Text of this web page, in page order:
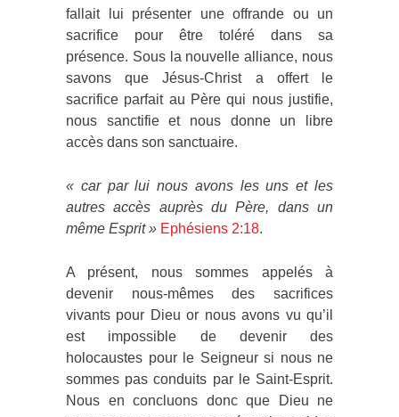
fallait lui présenter une offrande ou un
sacrifice pour être toléré dans sa
présence. Sous la nouvelle alliance, nous
savons que Jésus-Christ a offert le
sacrifice parfait au Père qui nous justifie,
nous sanctifie et nous donne un libre
accès dans son sanctuaire.
« car par lui nous avons les uns et les
autres accès auprès du Père, dans un
même Esprit » Ephésiens 2:18.
A présent, nous sommes appelés à
devenir nous-mêmes des sacrifices
vivants pour Dieu or nous avons vu qu’il
est impossible de devenir des
holocaustes pour le Seigneur si nous ne
sommes pas conduits par le Saint-Esprit.
Nous en concluons donc que Dieu ne